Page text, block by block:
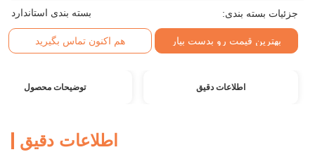
جزئیات بسته بندی: بسته بندی استاندارد
بهترین قیمت رو بدست بیار هم اکنون تماس بگیرید
اطلاعات دقیق توضیحات محصول
اطلاعات دقیق